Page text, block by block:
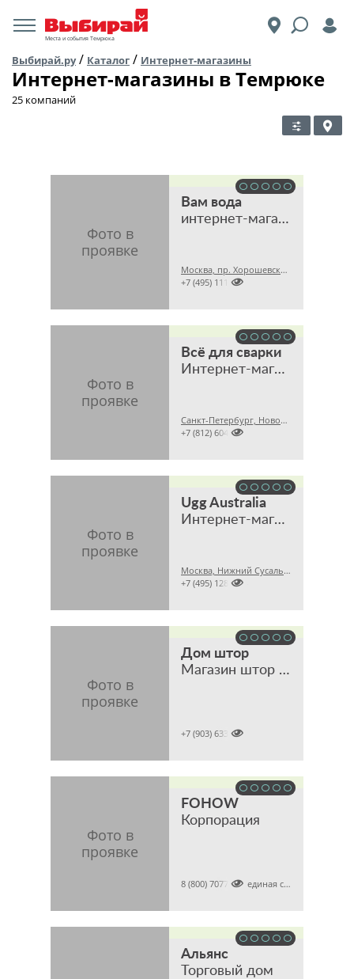
Места и события Темрюка
Выбирай.ру/ Каталог / Интернет-магазины
Интернет-магазины в Темрюке
25 компаний
Вам вода
интернет-магазин
Москва, пр. Хорошевский 2-й, 7 стр. 1А

+7 (495) 1115505
Всё для сварки
Интернет-магазин
Санкт-Петербург, Новочеркасский пр., 58

+7 (812) 6042743
Ugg Australia
Интернет-магазин
Москва, Нижний Сусальный пер., 5, стр. 17

+7 (495) 1283564
Дом штор
Магазин штор и тканей

+7 (903) 6337386
FOHOW
Корпорация

8 (800) 7077821 (единая справочная)
Альянс
Торговый дом